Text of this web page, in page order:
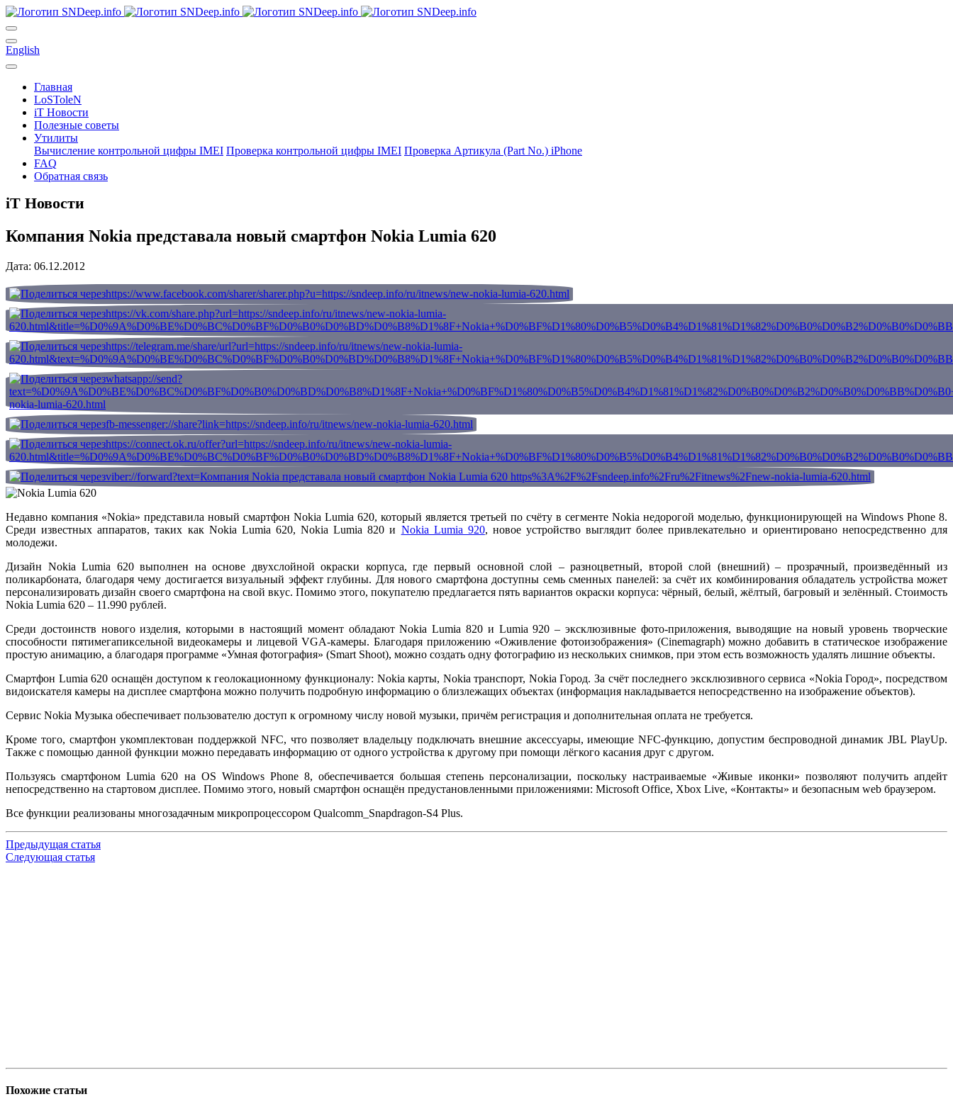
English
Главная
LoSToleN
iT Новости
Полезные советы
Утилиты
Вычисление контрольной цифры IMEI Проверка контрольной цифры IMEI Проверка Артикула (Part No.) iPhone
FAQ
Обратная связь
iT Новости
Компания Nokia представала новый смартфон Nokia Lumia 620
Дата: 06.12.2012
Недавно компания «Nokia» представила новый смартфон Nokia Lumia 620, который является третьей по счёту в сегменте Nokia недорогой моделью, функционирующей на Windows Phone 8.
Среди известных аппаратов, таких как Nokia Lumia 620, Nokia Lumia 820 и Nokia Lumia 920, новое устройство выглядит более привлекательно и ориентировано непосредственно для
молодежи.
Дизайн Nokia Lumia 620 выполнен на основе двухслойной окраски корпуса, где первый основной слой – разноцветный, второй слой (внешний) – прозрачный, произведённый из
поликарбоната, благодаря чему достигается визуальный эффект глубины. Для нового смартфона доступны семь сменных панелей: за счёт их комбинирования обладатель устройства может
персонализировать дизайн своего смартфона на свой вкус. Помимо этого, покупателю предлагается пять вариантов окраски корпуса: чёрный, белый, жёлтый, багровый и зелённый. Стоимость
Nokia Lumia 620 – 11.990 рублей.
Среди достоинств нового изделия, которыми в настоящий момент обладают Nokia Lumia 820 и Lumia 920 – эксклюзивные фото-приложения, выводящие на новый уровень творческие
способности пятимегапиксельной видеокамеры и лицевой VGA-камеры. Благодаря приложению «Оживление фотоизображения» (Cinemagraph) можно добавить в статическое изображение
простую анимацию, а благодаря программе «Умная фотография» (Smart Shoot), можно создать одну фотографию из нескольких снимков, при этом есть возможность удалять лишние объекты.
Смартфон Lumia 620 оснащён доступом к геолокационному функционалу: Nokia карты, Nokia транспорт, Nokia Город. За счёт последнего эксклюзивного сервиса «Nokia Город», посредством
видоискателя камеры на дисплее смартфона можно получить подробную информацию о близлежащих объектах (информация накладывается непосредственно на изображение объектов).
Сервис Nokia Музыка обеспечивает пользователю доступ к огромному числу новой музыки, причём регистрация и дополнительная оплата не требуется.
Кроме того, смартфон укомплектован поддержкой NFC, что позволяет владельцу подключать внешние аксессуары, имеющие NFC-функцию, допустим беспроводной динамик JBL PlayUp.
Также с помощью данной функции можно передавать информацию от одного устройства к другому при помощи лёгкого касания друг с другом.
Пользуясь смартфоном Lumia 620 на OS Windows Phone 8, обеспечивается большая степень персонализации, поскольку настраиваемые «Живые иконки» позволяют получить апдейт
непосредственно на стартовом дисплее. Помимо этого, новый смартфон оснащён предустановленными приложениями: Microsoft Office, Xbox Live, «Контакты» и безопасным web браузером.
Все функции реализованы многозадачным микропроцессором Qualcomm_Snapdragon-S4 Plus.
Предыдущая статья
Следующая статья
Похожие статьи